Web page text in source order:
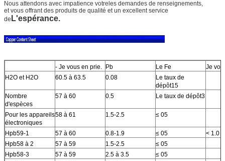
Nous attendons avec impatience votreles demandes de renseignements,
et vous offrant des produits de qualité et un excellent service
de L'espérance.
- Je vous en prie. Pb Le Fe
Je
H2O et H2O
60.5 à 63.5 0.08
Le taux de
dépôt15
Nombre
d'espèces
57 à 60 0.5 Le taux de dépôt3
Pour les appareils
électroniques
58 à 61 1.5-2.5 ≤ 05
Hpb59-1 57 à 60 0.8-1.9 ≤ 05
< 1.0
Hpb58 à 2
57 à 59 1.5-2.5
≤ 05
Hpb58-3
57 à 59 2.5 à 3.5
≤ 05